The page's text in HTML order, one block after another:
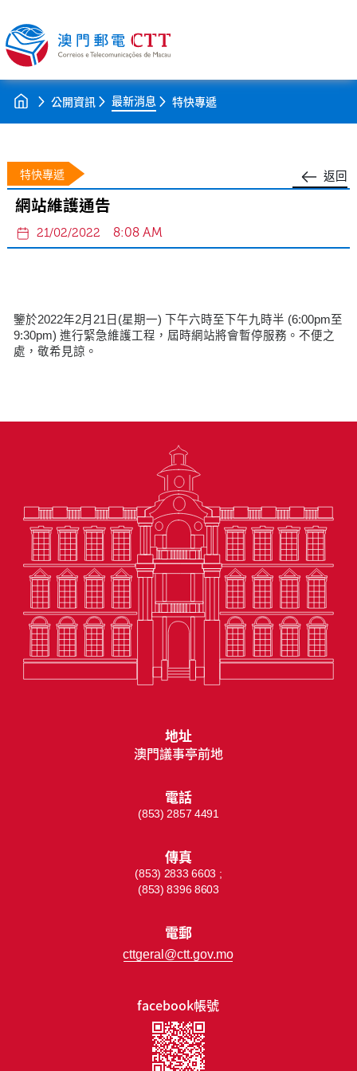
公開資訊 最新消息 特快專遞
返回
特快專遞
網站維護通告
21/02/2022 8:08 AM
鑒於2022年2月21日(星期一) 下午六時至下午九時半 (6:00pm至
9:30pm) 進行緊急維護工程，屆時網站將會暫停服務。不便之
處，敬希見諒。
facebook帳號
地址
澳門議事亭前地
電話
(853) 2857 4491
傳真
(853) 2833 6603 ;
(853) 8396 8603
電郵
cttgeral@ctt.gov.mo